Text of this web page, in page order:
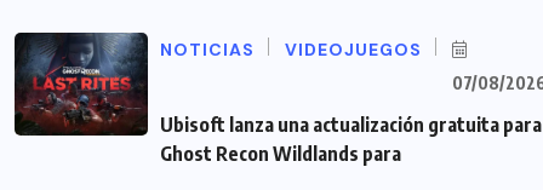
NOTICIAS VIDEOJUEGOS
07/08/
Ubisoft lanza una actualización gratuita para
Ghost Recon Wildlands para